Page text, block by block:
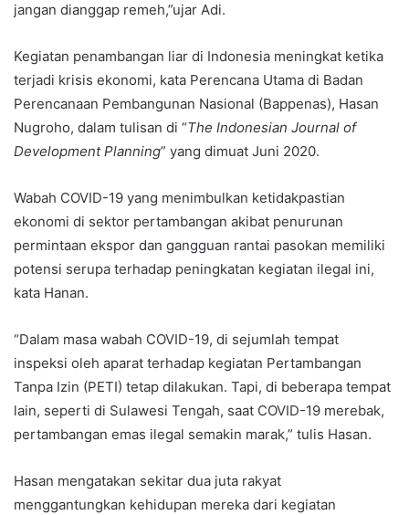
jangan dianggap remeh,”ujar Adi.
Kegiatan penambangan liar di Indonesia meningkat ketika
terjadi krisis ekonomi, kata Perencana Utama di Badan
Perencanaan Pembangunan Nasional (Bappenas), Hasan
Nugroho, dalam tulisan di “The Indonesian Journal of
Development Planning” yang dimuat Juni 2020.
Wabah COVID-19 yang menimbulkan ketidakpastian
ekonomi di sektor pertambangan akibat penurunan
permintaan ekspor dan gangguan rantai pasokan memiliki
potensi serupa terhadap peningkatan kegiatan ilegal ini,
kata Hanan.
“Dalam masa wabah COVID-19, di sejumlah tempat
inspeksi oleh aparat terhadap kegiatan Pertambangan
Tanpa Izin (PETI) tetap dilakukan. Tapi, di beberapa tempat
lain, seperti di Sulawesi Tengah, saat COVID-19 merebak,
pertambangan emas ilegal semakin marak,” tulis Hasan.
Hasan mengatakan sekitar dua juta rakyat
menggantungkan kehidupan mereka dari kegiatan